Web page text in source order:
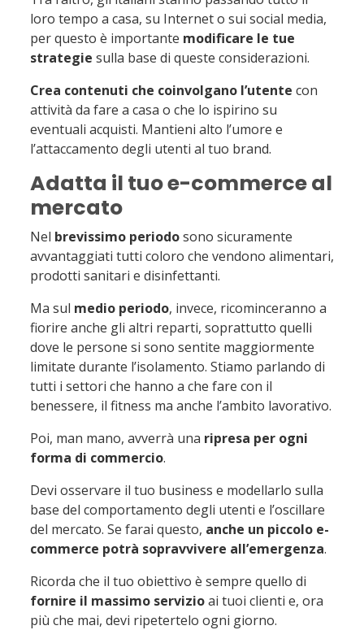
loro tempo a casa, su Internet o sui social media,
per questo è importante modificare le tue
strategie sulla base di queste considerazioni.
Crea contenuti che coinvolgano l’utente con
attività da fare a casa o che lo ispirino su
eventuali acquisti. Mantieni alto l’umore e
l’attaccamento degli utenti al tuo brand.
Adatta il tuo e-commerce al
mercato
Nel brevissimo periodosono sicuramente
avvantaggiati tutti coloro che vendono alimentari,
prodotti sanitari e disinfettanti.
Ma sul medio periodo, invece, ricominceranno a
fiorire anche gli altri reparti, soprattutto quelli
dove le persone si sono sentite maggiormente
limitate durante l’isolamento. Stiamo parlando di
tutti i settori che hanno a che fare con il
benessere, il fitness ma anche l’ambito lavorativo.
Poi, man mano, avverrà una ripresa per ogni
forma di commercio.
Devi osservare il tuo business e modellarlo sulla
base del comportamento degli utenti e l’oscillare
del mercato. Se farai questo, anche un piccolo e-
commerce potrà sopravvivere all’emergenza.
Ricorda che il tuo obiettivo è sempre quello di
fornire il massimo servizioai tuoi clienti e, ora
più che mai, devi ripetertelo ogni giorno.